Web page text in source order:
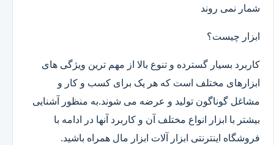
شمار نمی روند
ابزار چیست؟
کاربرد بسیار گسترده و تنوع بالا از مهم ترین ویژگی های
ابزارهای مختلف است که هر یک برای کسب و کار و
مشاغل گوناگون تولید و عرضه می شوند.به منظور آشنایی
بیشتر با ابزار انواع مختلف آن و کاربرد آنها در ادامه با
فروشگاه اینترنتی ابزار آلات ابزار مال همراه باشید.